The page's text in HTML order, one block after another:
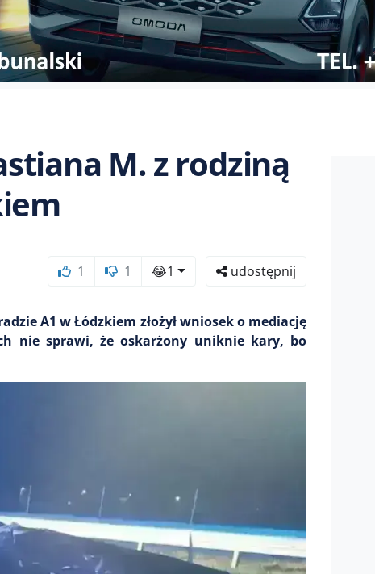
M. z rodziną
1 1 😂1 udostępnij
A1 w Łódzkiem złożył wniosek o mediację
nie sprawi, że oskarżony uniknie kary, bo